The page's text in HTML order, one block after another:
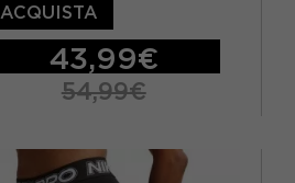
ACQUISTA
43,99€
54,99€